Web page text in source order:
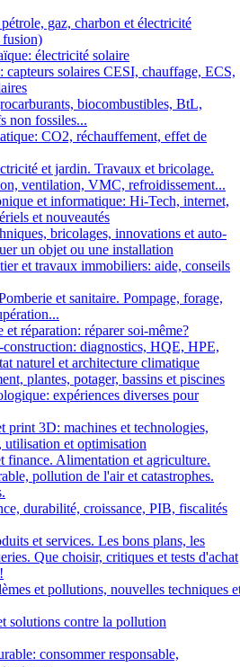
gaz, charbon et électricité
fusion)
électricité solaire
capteurs solaires CESI, chauffage, ECS,
biocombustibles, BtL,
non fossiles...
CO2, réchauffement, effet de
et jardin. Travaux et bricolage.
ventilation, VMC, refroidissement...
et informatique: Hi-Tech, internet,
et nouveautés
bricolages, innovations et auto-
un objet ou une installation
et travaux immobiliers: aide, conseils
et sanitaire. Pompage, forage,
et réparation: réparer soi-même?
diagnostics, HQE, HPE,
naturel et architecture climatique
plantes, potager, bassins et piscines
expériences diverses pour
print 3D: machines et technologies,
utilisation et optimisation
finance. Alimentation et agriculture.
pollution de l'air et catastrophes.
durabilité, croissance, PIB, fiscalités
et services. Les bons plans, les
Que choisir, critiques et tests d'achat
et pollutions, nouvelles techniques
solutions contre la pollution
consommer responsable,